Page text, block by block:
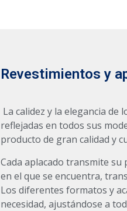
Revestimientos y
La calidez y la elegancia de
reflejadas en todos sus
producto de gran calidad y
Cada aplacado transmite
en el que se encuentra,
Los diferentes formatos y
necesidad, ajustándose a